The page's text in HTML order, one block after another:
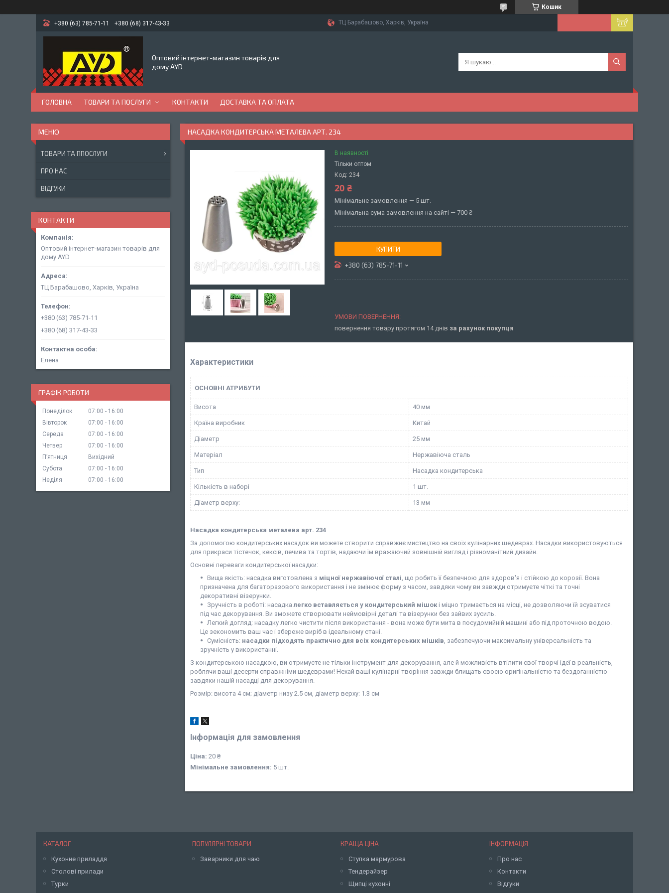
Кошик
+380 (63) 785-71-11 +380 (68) 317-43-33 ТЦ Барабашово, Харків, Україна
Оптовий інтернет-магазин товарів для
дому AYD
ГОЛОВНА ТОВАРИ ТА ПОСЛУГИ КОНТАКТИ ДОСТАВКА ТА ОПЛАТА
НАСАДКА КОНДИТЕРСЬКА МЕТАЛЕВА АРТ. 234
В наявності
Тільки оптом
Код: 234
20 ₴
Мінімальне замовлення — 5 шт.
Мінімальна сума замовлення на сайті — 700 ₴
КУПИТИ
+380 (63) 785-71-11
повернення товару протягом 14 днів за рахунок покупця
Характеристики
ОСНОВНІ АТРИБУТИ
Висота 40 мм
Країна виробник Китай
Діаметр 25 мм
Матеріал Нержавіюча сталь
Тип Насадка кондитерська
Кількість в наборі 1 шт.
Діаметр верху: 13 мм
Насадка кондитерська металева арт. 234
За допомогою кондитерських насадок ви можете створити справжнє мистецтво на своїх кулінарних шедеврах. Насадки використовуються
для прикраси тістечок, кексів, печива та тортів, надаючи їм вражаючий зовнішній вигляд і різноманітний дизайн.
Основні переваги кондитерської насадки:
Вища якість: насадка виготовлена з міцної нержавіючої сталі , що робить її безпечною для здоров'я і стійкою до корозії. Вона
призначена для багаторазового використання і не змінює форму з часом, завдяки чому ви завжди отримуєте чіткі та точні
декоративні візерунки.
Зручність в роботі: насадка легко вставляється у кондитерський мішок і міцно тримається на місці, не дозволяючи їй зсуватися
під час декорування. Ви зможете створювати неймовірні деталі та візерунки без зайвих зусиль.
Легкий догляд: насадку легко чистити після використання - вона може бути мита в посудомийній машині або під проточною водою.
Це зекономить ваш час і збереже виріб в ідеальному стані.
Сумісність: насадки підходять практично для всіх кондитерських мішків , забезпечуючи максимальну універсальність та
зручність у використанні.
З кондитерською насадкою, ви отримуєте не тільки інструмент для декорування, але й можливість втілити свої творчі ідеї в реальність,
роблячи ваші десерти справжніми шедеврами! Нехай ваші кулінарні творіння завжди блищать своєю оригінальністю та бездоганністю
завдяки нашій насадці для декорування.
Розмір: висота 4 см; діаметр низу 2.5 см, діаметр верху: 1.3 см
Інформація для замовлення
Ціна: 20 ₴
Мінімальне замовлення: 5 шт.
ТОВАРИ ТА ППОСЛУГИ
ПРО НАС
ВІДГУКИ
КОНТАКТИ
Оптовий інтернет-магазин товарів для
дому AYD
ТЦ Барабашово, Харків, Україна
+380 (63) 785-71-11
+380 (68) 317-43-33
Елена
ГРАФІК РОБОТИ
Понеділок 07:00
16:00
Вівторок
07:00
16:00
Середа
07:00
16:00
Четвер
07:00
16:00
Пʼятниця
Вихідний
Субота
07:00
16:00
Неділя
07:00 16:00
КАТАЛОГ
Кухонне приладдя
Столові прилади
Турки
ПОПУЛЯРНІ ТОВАРИ
Заварники для чаю
КРАЩА ЦІНА
Ступка мармурова
Тендерайзер
Щипці кухонні
ІНФОРМАЦІЯ
Про нас
Контакти
Відгуки